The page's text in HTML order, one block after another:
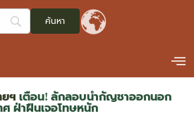
ยฯ เตือน! ลักลอบนำกัญชาออกนอก
ศ ฝ่าฝืนเจอโทษหนัก